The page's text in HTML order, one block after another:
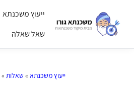
ייעוץ משכנתא
שאל שאלה
ייעוץ משכנתא » שאלות »